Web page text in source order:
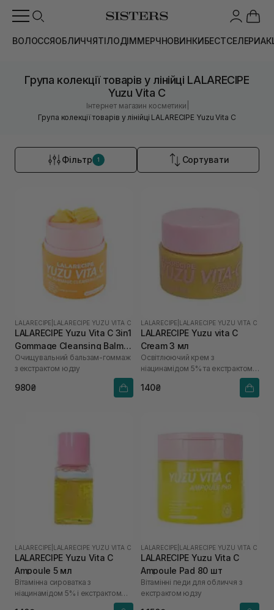
ВОЛОССЯОБЛИЧЧЯТІЛОДІММЕРЧНОВИНКИБЕСТСЕЛЕРИ
Група колекції товарів у лінійці LALARECIPE
Yuzu Vita C
Інтернет магазин косметики
Група колекції товарів у лінійці LALARECIPE Yuzu Vita C
Фільтр 1 Сортувати
LALARECIPE LALARECIPE YUZU VITA C
LALARECIPE Yuzu Vita C 3in1
Gommage Cleansing Balm
50 мл
Очищувальний бальзам-гоммаж
з екстрактом юдзу
980₴
LALARECIPE LALARECIPE YUZU VITA C
LALARECIPE Yuzu vita C
Cream 3 мл
Освітлюючий крем з
ніацинамідом 5% та екстрактом
140₴
LALARECIPE LALARECIPE YUZU VITA C
LALARECIPE Yuzu Vita C
Ampoule 5 мл
Вітамінна сироватка з
ніацинамідом 5% і екстрактом
LALARECIPE LALARECIPE YUZU VITA C
LALARECIPE Yuzu Vita C
Ampoule Pad 80 шт
Вітамінні педи для обличчя з
екстрактом юдзу